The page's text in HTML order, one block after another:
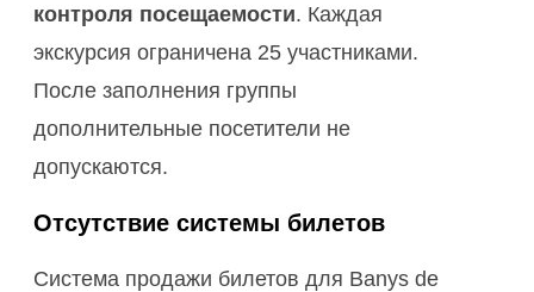
контроля посещаемости. Каждая
экскурсия ограничена 25 участниками.
После заполнения группы
дополнительные посетители не
допускаются.
Отсутствие системы билетов
Система продажи билетов для Banys de